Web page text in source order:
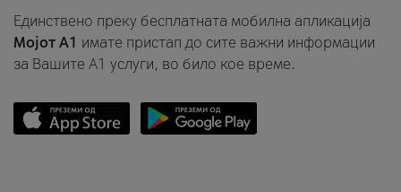
Единствено преку бесплатната мобилна апликација
Мојот A1 имате пристап до сите важни информации
за Вашите A1 услуги, во било кое време.